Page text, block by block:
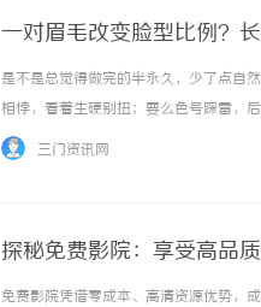
一对眉毛改变脸型比例？
您"自带妆感"的原生脸
是不是总觉得做完的半永久，少了点自
相悖，看着生硬别扭；要么色号踩雷，
特质。久匠不靠审美预判、不靠肉眼估
三门资讯网
探秘免费影院：享受高品
免费影院凭借零成本、高清资源优势，